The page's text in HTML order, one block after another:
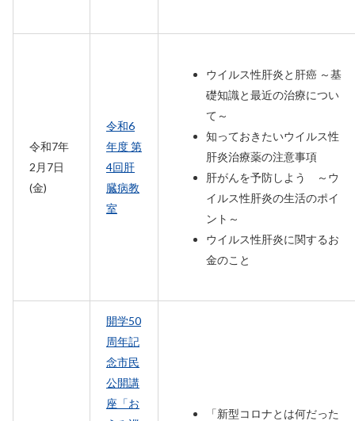
令和7年
2月7日
(金)
令和6
年度 第
4回肝
臓病教
室
ウイルス性肝炎と肝癌 ～基
礎知識と最近の治療につい
て～
知っておきたいウイルス性
肝炎治療薬の注意事項
肝がんを予防しよう ～ウ
イルス性肝炎の生活のポイ
ント～
ウイルス性肝炎に関するお
金のこと
開学50
周年記
念市民
公開講
座「お
「新型コロナとは何だった